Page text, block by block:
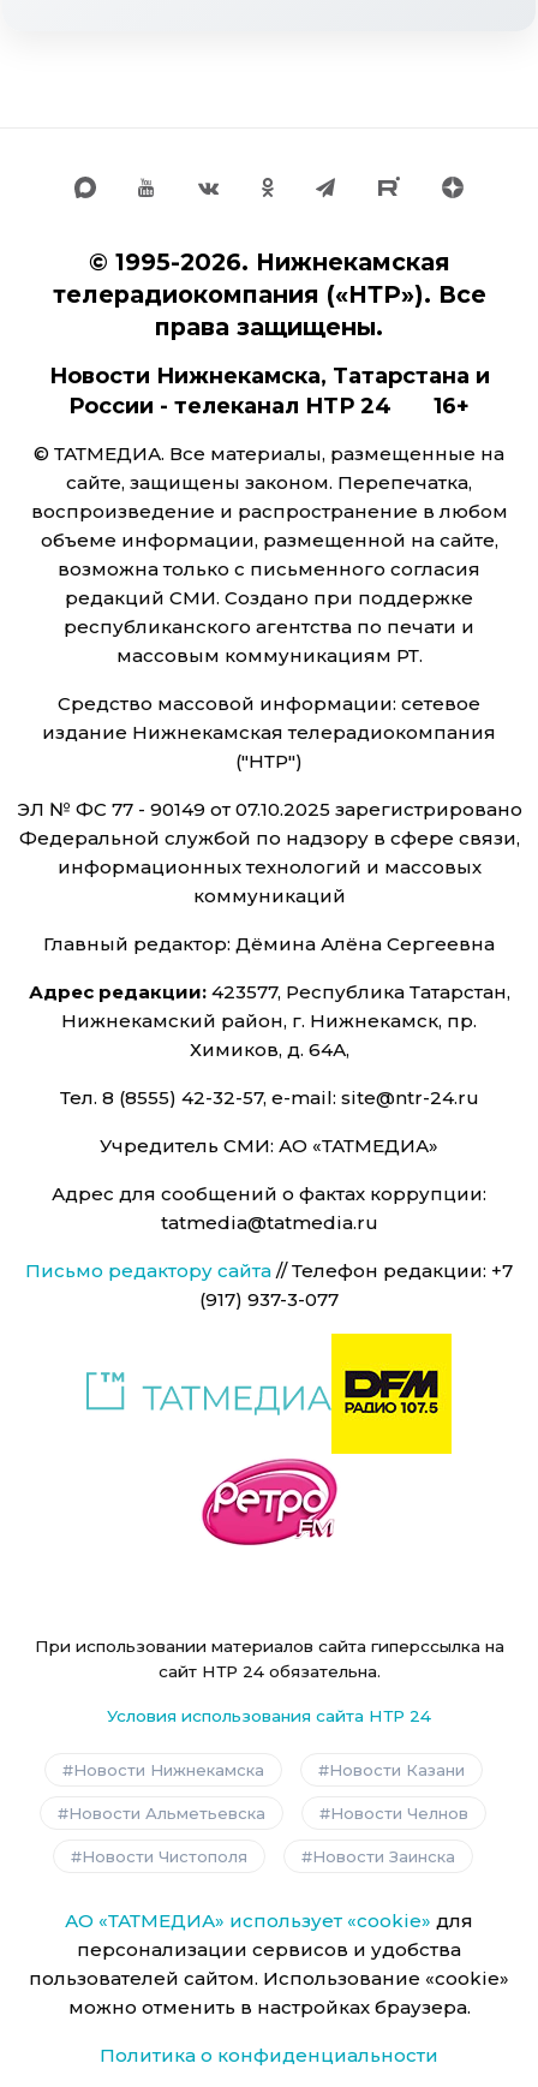
© 1995-2026. Нижнекамская
телерадиокомпания («НТР»). Все
права защищены.
Новости Нижнекамска, Татарстана и
России - телеканал НТР 24 16+
© ТАТМЕДИА. Все материалы, размещенные на
сайте, защищены законом. Перепечатка,
воспроизведение и распространение в любом
объеме информации, размещенной на сайте,
возможна только с письменного согласия
редакций СМИ. Создано при поддержке
республиканского агентства по печати и
массовым коммуникациям РТ.
Средство массовой информации: сетевое
издание Нижнекамская телерадиокомпания
("НТР")
ЭЛ № ФС 77 - 90149 от 07.10.2025 зарегистрировано
Федеральной службой по надзору в сфере связи,
информационных технологий и массовых
коммуникаций
Главный редактор: Дёмина Алёна Сергеевна
Адрес редакции:423577, Республика Татарстан,
Нижнекамский район, г. Нижнекамск, пр.
Химиков, д. 64А,
Тел. 8 (8555) 42-32-57, e-mail: site@ntr-24.ru
Учредитель СМИ: АО «ТАТМЕДИА»
Адрес для сообщений о фактах коррупции:
tatmedia@tatmedia.ru
Письмо редактору сайта // Телефон редакции: +7
(917) 937-3-077
При использовании материалов сайта гиперссылка на
сайт НТР 24 обязательна.
Условия использования сайта НТР 24
Новости Нижнекамска Новости Казани
Новости Альметьевска Новости Челнов
Новости Чистополя Новости Заинска
АО «ТАТМЕДИА» использует «cookie» для
персонализации сервисов и удобства
пользователей сайтом. Использование «cookie»
можно отменить в настройках браузера.
Политика о конфиденциальности